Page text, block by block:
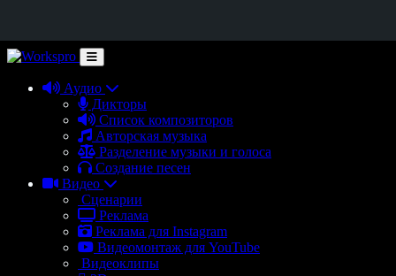
Аудио
Дикторы
Список композиторов
Авторская музыка
Разделение музыки и голоса
Создание песен
Видео
Сценарии
Реклама
Реклама для Instagram
Видеомонтаж для YouTube
Видеоклипы